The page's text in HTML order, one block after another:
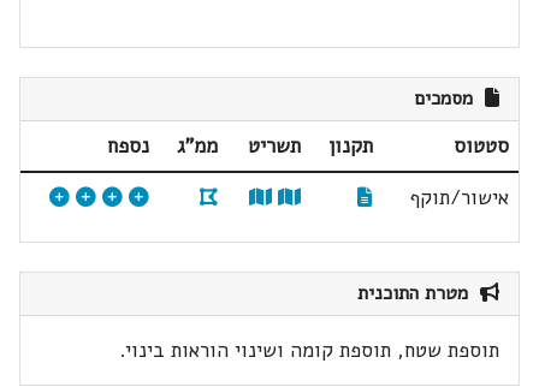
מסמכים
סטטוס תקנון תשריט ממ"ג
נספח
אישור/תוקף
מטרת התוכנית
תוספת שטח, תוספת קומה ושינוי הוראות בינוי.